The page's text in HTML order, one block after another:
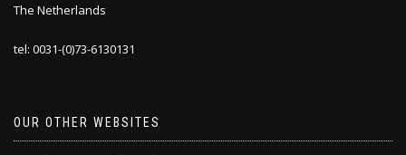
The Netherlands
tel: 0031-(0)73-6130131
OUR OTHER WEBSITES